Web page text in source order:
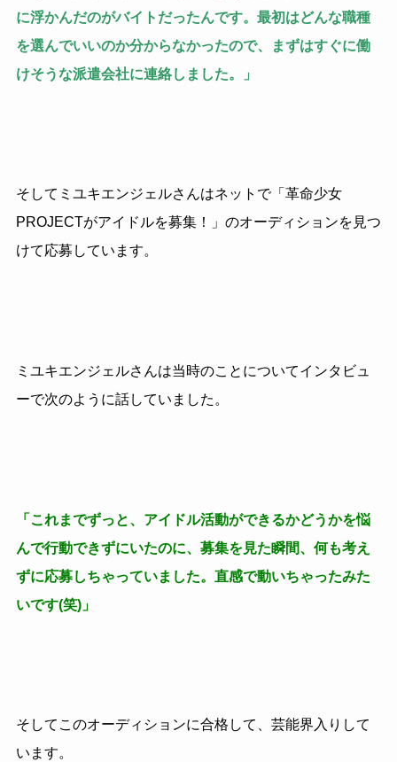
に浮かんだのがバイトだったんです。最初はどんな職種
を選んでいいのか分からなかったので、まずはすぐに働
けそうな派遣会社に連絡しました。」
そしてミユキエンジェルさんはネットで「革命少女
PROJECTがアイドルを募集！」のオーディションを見つ
けて応募しています。
ミユキエンジェルさんは当時のことについてインタビュ
ーで次のように話していました。
「これまでずっと、アイドル活動ができるかどうかを悩
んで行動できずにいたのに、募集を見た瞬間、何も考え
ずに応募しちゃっていました。直感で動いちゃったみた
いです(笑)」
そしてこのオーディションに合格して、芸能界入りして
います。